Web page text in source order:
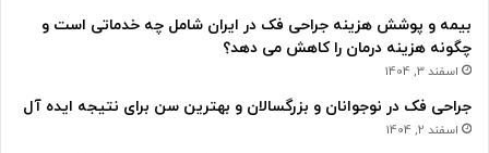
بیمه و پوشش هزینه جراحی فک در ایران شامل چه خدماتی است و
چگونه هزینه درمان را کاهش می دهد؟
اسفند 3, 1404
جراحی فک در نوجوانان و بزرگسالان و بهترین سن برای نتیجه ایده آل
اسفند 2, 1404